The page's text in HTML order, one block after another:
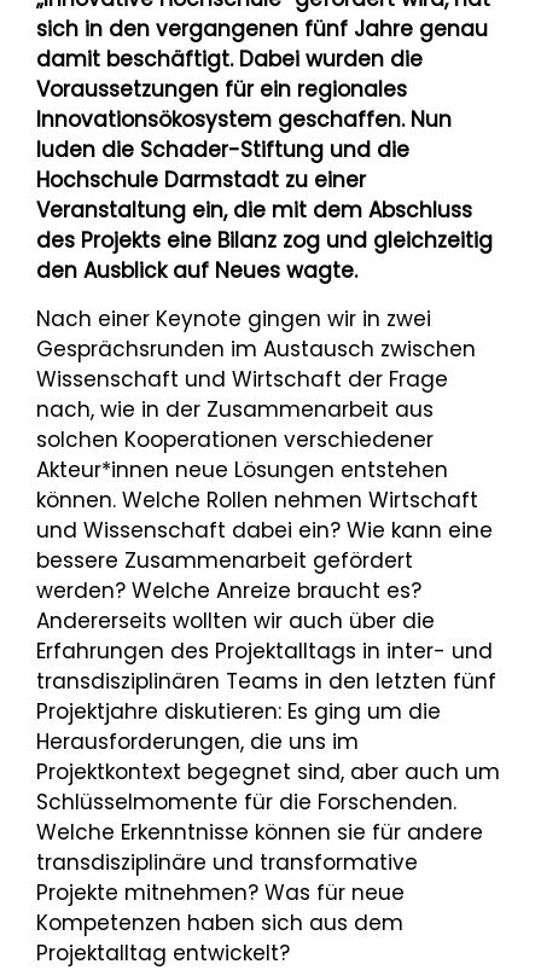
sich in den vergangenen fünf Jahre genau
damit beschäftigt. Dabei wurden die
Voraussetzungen für ein regionales
Innovationsökosystem geschaffen. Nun
luden die Schader-Stiftung und die
Hochschule Darmstadt zu einer
Veranstaltung ein, die mit dem Abschluss
des Projekts eine Bilanz zog und gleichzeitig
den Ausblick auf Neues wagte.
Nach einer Keynote gingen wir in zwei
Gesprächsrunden im Austausch zwischen
Wissenschaft und Wirtschaft der Frage
nach, wie in der Zusammenarbeit aus
solchen Kooperationen verschiedener
Akteur*innen neue Lösungen entstehen
können. Welche Rollen nehmen Wirtschaft
und Wissenschaft dabei ein? Wie kann eine
bessere Zusammenarbeit gefördert
werden? Welche Anreize braucht es?
Andererseits wollten wir auch über die
Erfahrungen des Projektalltags in inter- und
transdisziplinären Teams in den letzten fünf
Projektjahre diskutieren: Es ging um die
Herausforderungen, die uns im
Projektkontext begegnet sind, aber auch um
Schlüsselmomente für die Forschenden.
Welche Erkenntnisse können sie für andere
transdisziplinäre und transformative
Projekte mitnehmen? Was für neue
Kompetenzen haben sich aus dem
Projektalltag entwickelt?